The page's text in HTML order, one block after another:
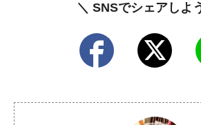
＼ SNSでシェアしよ